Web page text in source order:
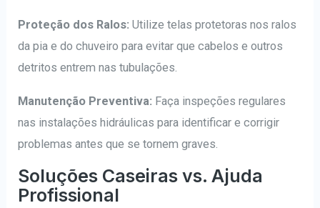
Proteção dos Ralos: Utilize telas protetoras nos ralos
da pia e do chuveiro para evitar que cabelos e outros
detritos entrem nas tubulações.
Manutenção Preventiva: Faça inspeções regulares
nas instalações hidráulicas para identificar e corrigir
problemas antes que se tornem graves.
Soluções Caseiras vs. Ajuda
Profissional